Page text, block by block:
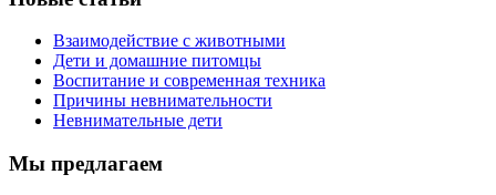
Взаимодействие с животными
Дети и домашние питомцы
Воспитание и современная техника
Причины невнимательности
Невнимательные дети
Мы предлагаем